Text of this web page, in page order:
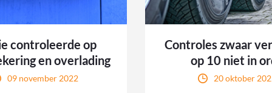
controleerde op
en overlading
09 november 2022
Controles zwaar
op 10 niet in
20 oktober